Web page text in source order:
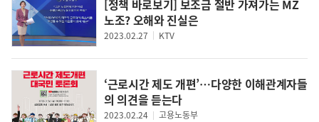
[정책 바로보기] 보조금 절반 가져가는 MZ
노조? 오해와 진실은
2023.02.27 KTV
‘근로시간 제도 개편’…다양한 이해관계자들
의 의견을 듣는다
2023.02.24 고용노동부